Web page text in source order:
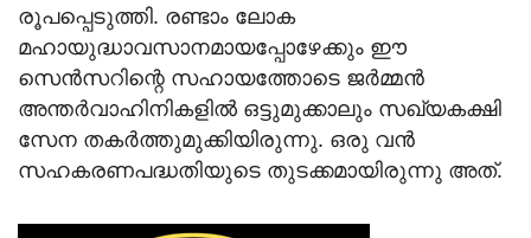
രൂപപ്പെടുത്തി. രണ്ടാം ലോക
മഹായുദ്ധാവസാനമായപ്പോഴേക്കും ഈ
സെന്‍സറിന്റെ സഹായത്തോടെ ജര്‍മ്മന്‍
അന്തര്‍വാഹിനികളില്‍ ഒട്ടുമുക്കാലും സഖ്യകക്ഷി
സേന തകര്‍ത്തുമുക്കിയിരുന്നു. ഒരു വന്‍
സഹകരണപദ്ധതിയുടെ തുടക്കമായിരുന്നു അത്.